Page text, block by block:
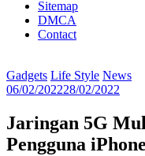
Sitemap
DMCA
Contact
Gadgets Life Style News
06/02/202228/02/2022
Jaringan 5G
Pengguna